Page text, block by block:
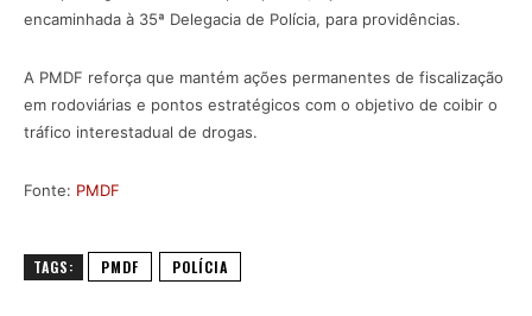
encaminhada à 35ª Delegacia de Polícia, para providências.
A PMDF reforça que mantém ações permanentes de fiscalização
em rodoviárias e pontos estratégicos com o objetivo de coibir o
tráfico interestadual de drogas.
Fonte: PMDF
TAGS: PMDF POLÍCIA